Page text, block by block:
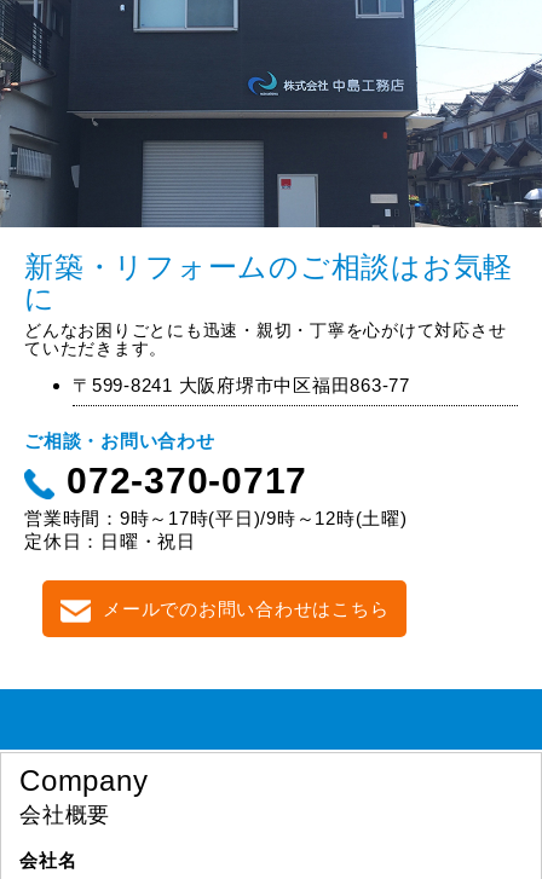
新築・リフォームのご相談はお気軽
に
どんなお困りごとにも迅速・親切・丁寧を心がけて対応させ
ていただきます。
〒599-8241 大阪府堺市中区福田863-77
ご相談・お問い合わせ
072-370-0717
営業時間：9時～17時(平日)/9時～12時(土曜)
定休日：日曜・祝日
メールでのお問い合わせはこちら
Company
会社概要
会社名